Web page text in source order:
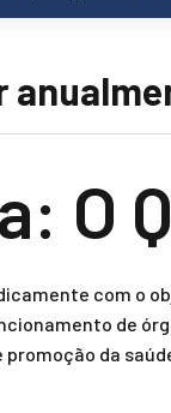
O
com o
de
da